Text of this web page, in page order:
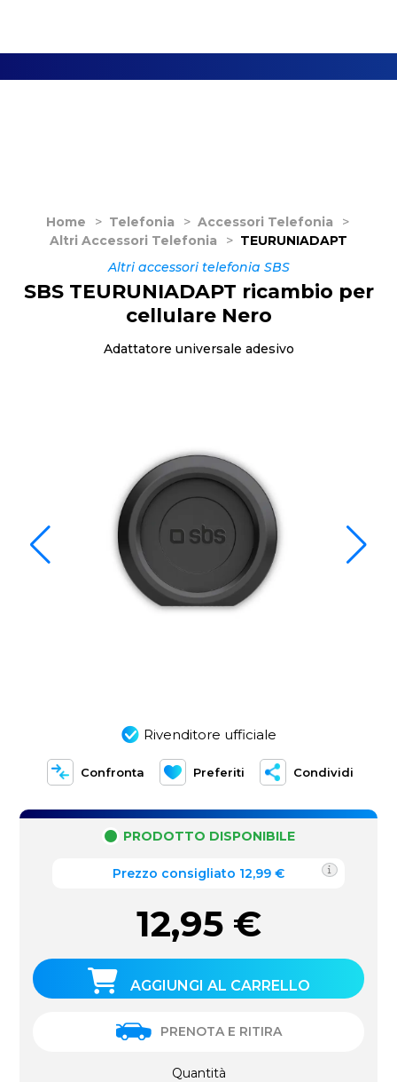
Home > Telefonia > Accessori Telefonia
>
Altri Accessori Telefonia
> TEURUNIADAPT
Altri accessori telefonia SBS
Rivenditore ufficiale
Confronta Preferiti Condividi
SBS TEURUNIADAPT ricambio per
cellulare Nero
Adattatore universale adesivo
PRODOTTO DISPONIBILE
Prezzo consigliato 12,99 €
12,95 €
AGGIUNGI AL CARRELLO
PRENOTA E RITIRA
Quantità